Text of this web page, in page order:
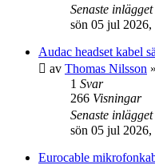
Senaste inlägget
sön 05 jul 2026,
Audac headset kabel
av Thomas Nilsson »
1 Svar
266 Visningar
Senaste inlägget
sön 05 jul 2026,
Eurocable